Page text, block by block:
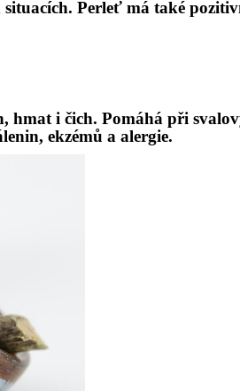
Perleť má také
hmat i čich. Pomáhá při
ekzémů a alergie.